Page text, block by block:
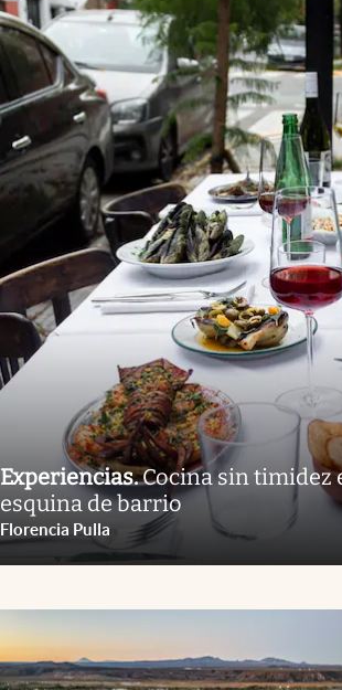
Experiencias.Cocina sin timidez
esquina de barrio
Florencia Pulla